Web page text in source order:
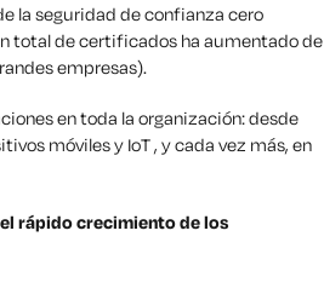
la seguridad de confianza cero
total de certificados ha aumentado de
empresas).
en toda la organización: desde
móviles y IoT , y cada vez más, en
rápido crecimiento de los